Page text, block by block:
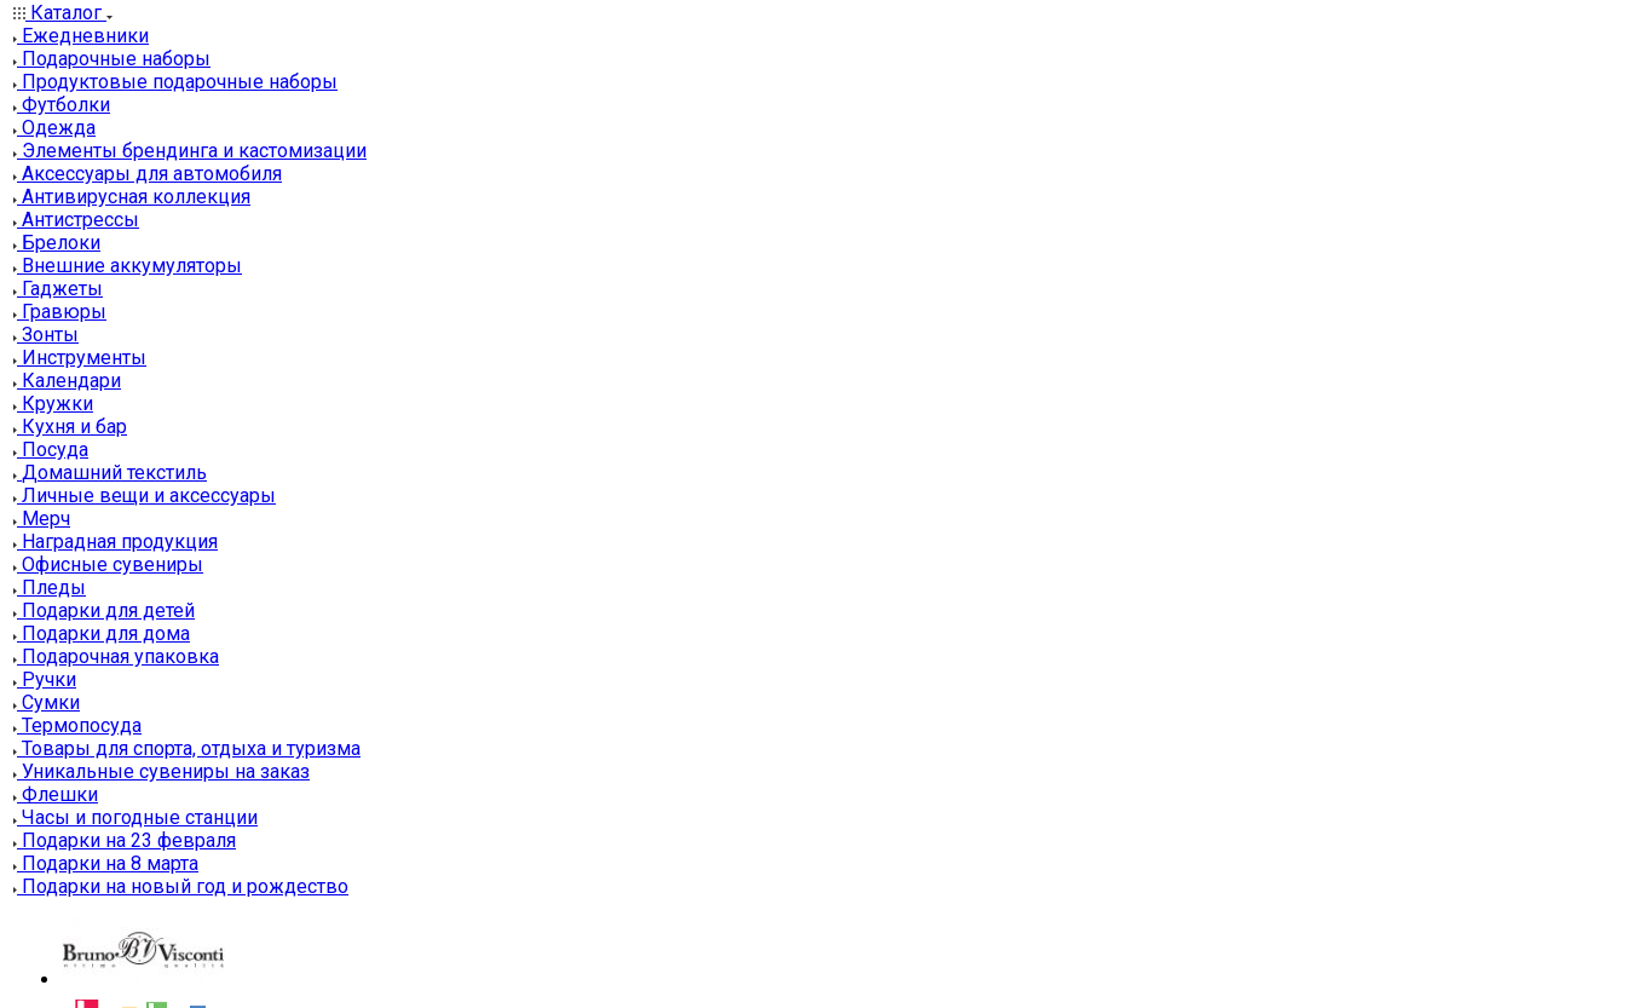
Каталог
Ежедневники
Подарочные наборы
Продуктовые подарочные наборы
Футболки
Одежда
Элементы брендинга и кастомизации
Аксессуары для автомобиля
Антивирусная коллекция
Антистрессы
Брелоки
Внешние аккумуляторы
Гаджеты
Гравюры
Зонты
Инструменты
Календари
Кружки
Кухня и бар
Посуда
Домашний текстиль
Личные вещи и аксессуары
Мерч
Наградная продукция
Офисные сувениры
Пледы
Подарки для детей
Подарки для дома
Подарочная упаковка
Ручки
Сумки
Термопосуда
Товары для спорта, отдыха и туризма
Уникальные сувениры на заказ
Флешки
Часы и погодные станции
Подарки на 23 февраля
Подарки на 8 марта
Подарки на новый год и рождество